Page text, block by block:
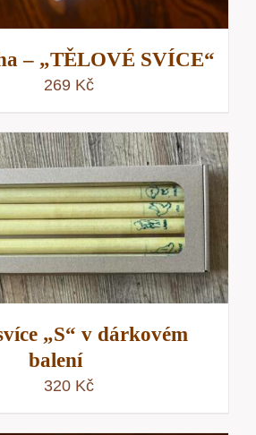
– „TĚLOVÉ SVÍCE“
269 Kč
„S“ v dárkovém
balení
320 Kč